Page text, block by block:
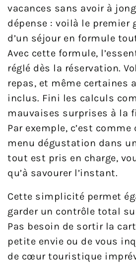
vacances sans avoir à
dépense : voilà le premier
d’un séjour en formule
Avec cette formule,
réglé dès la réservation.
repas, et même certaines
inclus. Fini les calculs
mauvaises surprises à la
Par exemple, c’est
menu dégustation dans
tout est pris en charge,
qu’à savourer l’instant.
Cette simplicité permet
garder un contrôle total
Pas besoin de sortir la
petite envie ou de vous
de cœur touristique